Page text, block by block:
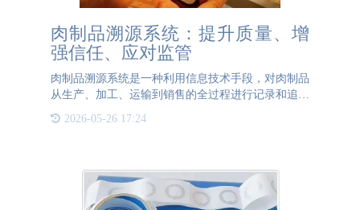
肉制品溯源系统：提升质量、增
强信任、应对监管
肉制品溯源系统是一种利用信息技术手段，对肉制品
从生产、加工、运输到销售的全过程进行记录和追踪
现对肉制品的全程追溯，确保产品的质量和安全。肉
2026-05-26 17:24